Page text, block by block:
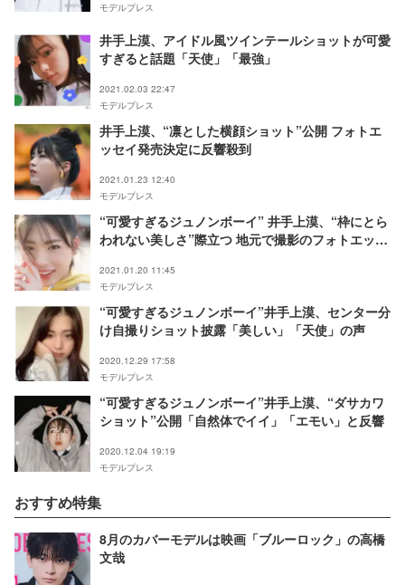
モデルプレス
井手上漠、アイドル風ツインテールショットが可愛
すぎると話題「天使」「最強」
2021.02.03 22:47
モデルプレス
井手上漠、“凛とした横顔ショット”公開 フォトエ
ッセイ発売決定に反響殺到
2021.01.23 12:40
モデルプレス
“可愛すぎるジュノンボーイ” 井手上漠、“枠にとら
われない美しさ”際立つ 地元で撮影のフォトエッセ
2021.01.20 11:45
モデルプレス
“可愛すぎるジュノンボーイ”井手上漠、センター分
け自撮りショット披露「美しい」「天使」の声
2020.12.29 17:58
モデルプレス
“可愛すぎるジュノンボーイ”井手上漠、“ダサカワ
ショット”公開「自然体でイイ」「エモい」と反響
2020.12.04 19:19
モデルプレス
おすすめ特集
8月のカバーモデルは映画「ブルーロック」の高橋
文哉